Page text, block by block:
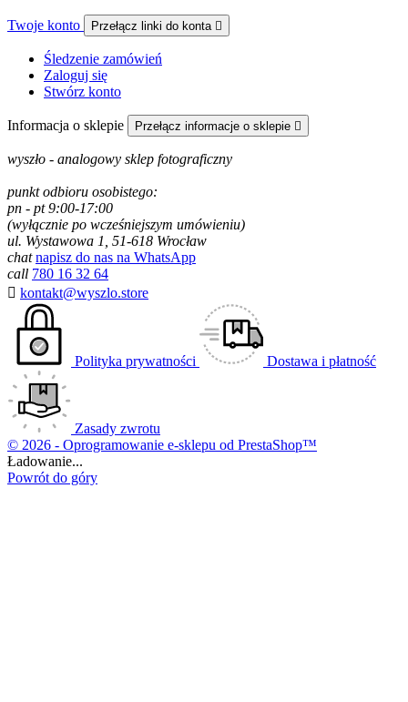
Twoje konto Przełącz linki do konta 
Śledzenie zamówień
Zaloguj się
Stwórz konto
Informacja o sklepie Przełącz informacje o sklepie 
wyszło - analogowy sklep fotograficzny
punkt odbioru osobistego:
pn - pt 9:00-17:00
(wyłącznie po wcześniejszym umówieniu)
ul. Wystawowa 1, 51-618 Wrocław
chat napisz do nas na WhatsApp
call 780 16 32 64
 kontakt@wyszlo.store
Polityka prywatności Dostawa i płatność
Zasady zwrotu
© 2026 - Oprogramowanie e-sklepu od PrestaShop™
Ładowanie...
Powrót do góry